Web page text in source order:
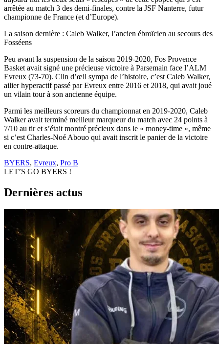
arrêtée au match 3 des demi-finales, contre la JSF Nanterre, futur
championne de France (et d’Europe).
La saison dernière : Caleb Walker, l’ancien ébroïcien au secours des
Fosséens
Peu avant la suspension de la saison 2019-2020, Fos Provence
Basket avait signé une précieuse victoire à Parsemain face l’ALM
Evreux (73-70). Clin d’œil sympa de l’histoire, c’est Caleb Walker,
ailier hyperactif passé par Evreux entre 2016 et 2018, qui avait joué
un vilain tour à son ancienne équipe.
Parmi les meilleurs scoreurs du championnat en 2019-2020, Caleb
Walker avait terminé meilleur marqueur du match avec 24 points à
7/10 au tir et s’était montré précieux dans le « money-time », même
si c’est Charles-Noé Abouo qui avait inscrit le panier de la victoire
en contre-attaque.
BYERS, Evreux, Pro B
LET’S GO BYERS !
Dernières actus